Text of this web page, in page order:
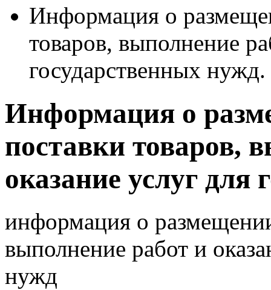
Информация о
товаров, выполнение
государственных нужд.
Информация о
поставки товаров,
оказание услуг для
информация о
выполнение работ и
нужд